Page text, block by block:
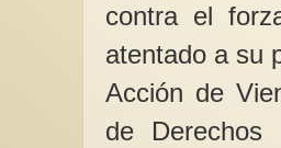
contra el
atentado a su
Acción de
de Derechos